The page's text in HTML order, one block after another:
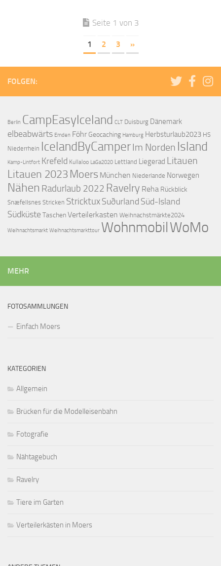
Seite 1 von 3
1 2 3 »
FOLGEN:
Berlin CampEasyIceland CLT Duisburg Dänemark
elbeabwärts Emden Föhr Geocaching Hamburg Herbsturlaub2023 HS
Niederrhein IcelandByCamperIm Norden Island
Kamp-Lintfort Krefeld Kullaloo LaGa2020 Lettland Liegerad Litauen
Litauen 2023 Moers München Niederlande Norwegen
Nähen Radurlaub 2022 Ravelry Reha Rückblick
Snæfellsnes Stricken StricktuxSuðurland Süd-Island
Südküste TaschenVerteilerkasten Weihnachstmärkte2024
Weihnachtsmarkt Weihnachtsmarkttour WohnmobilWoMo
MEHR
FOTOSAMMLUNGEN
Einfach Moers
KATEGORIEN
Allgemein
Brücken für die Modelleisenbahn
Fotografie
Nähtagebuch
Ravelry
Tiere im Garten
Verteilerkästen in Moers